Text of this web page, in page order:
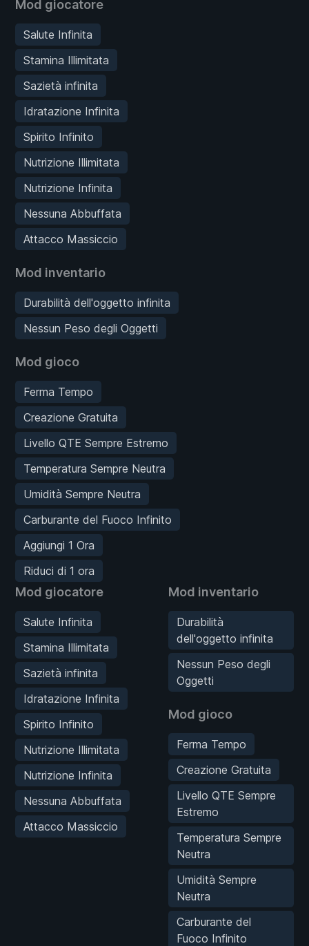
Mod giocatore
Salute Infinita
Stamina Illimitata
Sazietà infinita
Idratazione Infinita
Spirito Infinito
Nutrizione Illimitata
Nutrizione Infinita
Nessuna Abbuffata
Attacco Massiccio
Mod inventario
Durabilità dell'oggetto infinita
Nessun Peso degli Oggetti
Mod gioco
Ferma Tempo
Creazione Gratuita
Livello QTE Sempre Estremo
Temperatura Sempre Neutra
Umidità Sempre Neutra
Carburante del Fuoco Infinito
Aggiungi 1 Ora
Riduci di 1 ora
Mod giocatore
Salute Infinita
Stamina Illimitata
Sazietà infinita
Idratazione Infinita
Spirito Infinito
Nutrizione Illimitata
Nutrizione Infinita
Nessuna Abbuffata
Attacco Massiccio
Mod inventario
Durabilità
dell'oggetto infinita
Nessun Peso degli
Oggetti
Mod gioco
Ferma Tempo
Creazione Gratuita
Livello QTE Sempre
Estremo
Temperatura Sempre
Neutra
Umidità Sempre
Neutra
Carburante del
Fuoco Infinito